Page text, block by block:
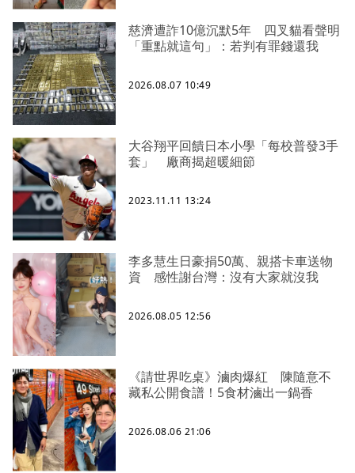
慈濟遭詐10億沉默5年 四叉貓看聲明
「重點就這句」：若判有罪錢還我
2026.08.07 10:49
大谷翔平回饋日本小學「每校普發3手
套」 廠商揭超暖細節
2023.11.11 13:24
李多慧生日豪捐50萬、親搭卡車送物
資 感性謝台灣：沒有大家就沒我
2026.08.05 12:56
《請世界吃桌》滷肉爆紅 陳隨意不
藏私公開食譜！5食材滷出一鍋香
2026.08.06 21:06